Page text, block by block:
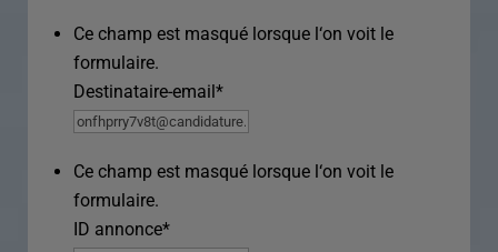
Ce champ est masqué lorsque l‘on voit le
formulaire.
Destinataire-email*
Ce champ est masqué lorsque l‘on voit le
formulaire.
ID annonce*